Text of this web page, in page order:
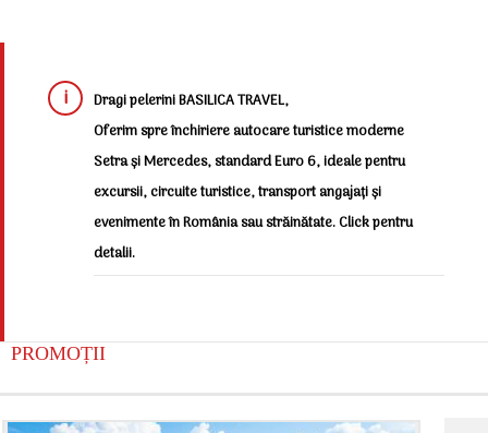
Dragi pelerini BASILICA TRAVEL,
Oferim spre închiriere autocare turistice moderne
Setra și Mercedes, standard Euro 6, ideale pentru
excursii, circuite turistice, transport angajați și
evenimente în România sau străinătate. Click pentru
detalii.
PROMOȚII